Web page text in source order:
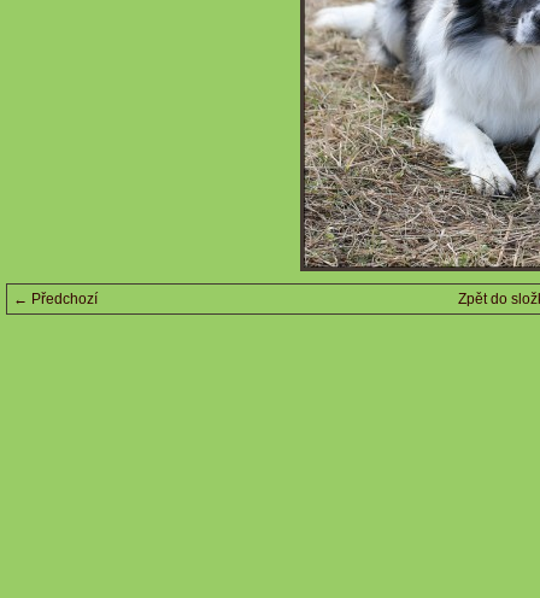
← Předchozí Zpět do